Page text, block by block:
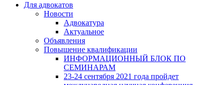
Для адвокатов
Новости
Адвокатура
Актуальное
Объявления
Повышение квалификации
ИНФОРМАЦИОННЫЙ БЛОК ПО
СЕМИНАРАМ
23-24 сентября 2021 года пройдет